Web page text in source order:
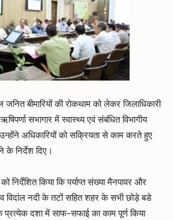
बीमारियों की रोकथाम को लेकर जिलाधिकारी
सभागार में स्वास्थ्य एवं संबंधित विभागीय
अधिकारियों को सक्रियता से काम करते हुए
निर्देश दिए।
निर्देशित किया कि पर्याप्त संख्या मैनपावर और
व विदांल नदी के तटों सहित शहर के सभी छोड़े बडे
दशा में साफ-सफाई का काम पूर्ण किया